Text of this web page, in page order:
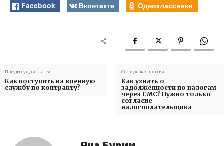
Facebook Вконтакте Одноклассники
Предыдущая статья
Как поступить на военную
службу по контракту?
Следующая статья
Как узнать о
задолженности по налогам
через СМС? Нужно только
согласие
налогоплательщика